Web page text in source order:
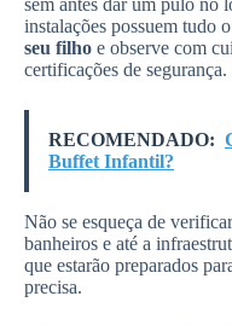
instalações possuem tudo
seu filho e observe com
certificações de segurança.
RECOMENDADO:
Buffet Infantil?
Não se esqueça de
banheiros e até a
que estarão preparados
precisa.